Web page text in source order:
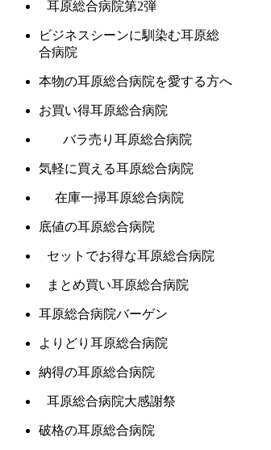
耳原総合病院第2弾
ビジネスシーンに馴染む耳原総
合病院
本物の耳原総合病院を愛する方へ
お買い得耳原総合病院
バラ売り耳原総合病院
気軽に買える耳原総合病院
在庫一掃耳原総合病院
底値の耳原総合病院
セットでお得な耳原総合病院
まとめ買い耳原総合病院
耳原総合病院バーゲン
よりどり耳原総合病院
納得の耳原総合病院
耳原総合病院大感謝祭
破格の耳原総合病院